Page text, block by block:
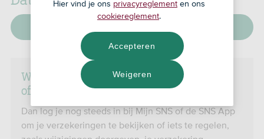
Was je tot 1 juli 2025 klant bij SNS met 1
of meer rekeningen of verzekeringen?
Dan log je nog steeds in bij Mijn SNS of de SNS App
om je verzekeringen te bekijken of iets te regelen,
Hier vind je ons privacyreglement en ons
cookiereglement.
Weigeren
Accepteren